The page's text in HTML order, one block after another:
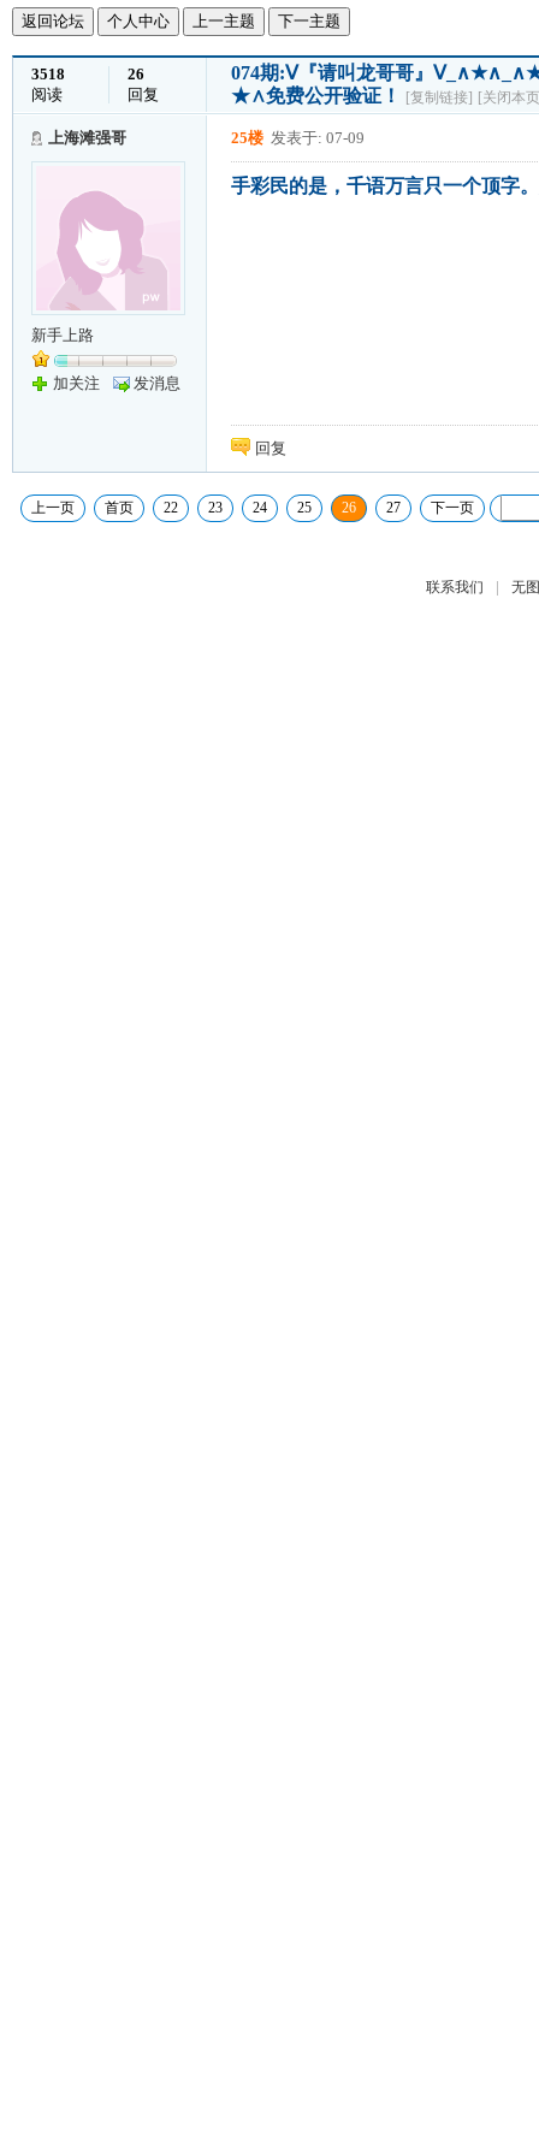
返回论坛 个人中心 上一主题 下一主题
3518
阅读
26
回复
074期:Ⅴ『请叫龙哥哥』
★∧免费公开验证！
[复制链接] [关闭本
上海滩强哥
新手上路
加关注 发消息
25楼 发表于: 07-09
手彩民的是，千语万言只一个顶字
回复
上一页 首页 22 23 24 25 26 27 下一页
联系我们 | 无